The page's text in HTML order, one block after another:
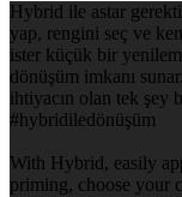
Hybrid ile astar
yap, rengini seç ve
ister küçük bir
dönüşüm imkanı
ihtiyacın olan tek şey
#hybridiledönüşüm
With Hybrid, easily
priming, choose your